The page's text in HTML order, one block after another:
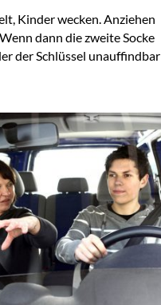
Kinder wecken. Anziehen
dann die zweite Socke
der Schlüssel unauffindbar